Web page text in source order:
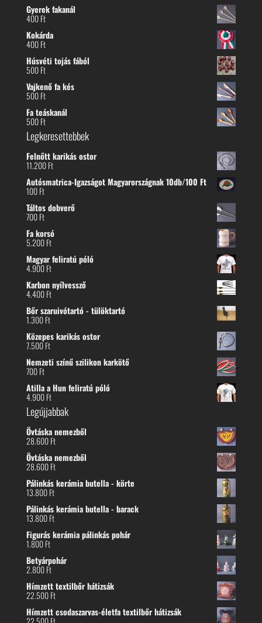
Gyerek fakanál
400Ft
Kokárda
400Ft
Húsvéti tojás fából
500Ft
Vajkenő fa kés
500Ft
Fa teáskanál
500Ft
Legkeresettebbek
Felnőtt karikás ostor
11.200Ft
Autósmatrica-Igazságot Magyarországnak 10db/100 Ft
100Ft
Táltos dobverő
700Ft
Fa korsó
5.200Ft
Magyar feliratú póló
4.900Ft
Karbon nyílvessző
4.400Ft
Bőr szaruivótartó - tülöktartó
1.300Ft
Közepes karikás ostor
7.500Ft
Nemzeti színű szilikon karkötő
700Ft
Atilla a Hun feliratú póló
4.900Ft
Legújjabbak
Övtáska nemezből
28.600Ft
Övtáska nemezből
28.600Ft
Pálinkás kerámia butella - körte
13.800Ft
Pálinkás kerámia butella - barack
13.800Ft
Figurás kerámia pálinkás pohár
1.800Ft
Betyárpohár
2.800Ft
Hímzett textilbőr hátizsák
22.500Ft
Hímzett csodaszarvas-életfa textilbőr hátizsák